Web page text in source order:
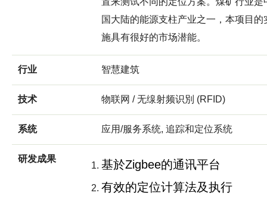
国大陆的能源支柱产业之一，本项目的
施具有很好的市场潜能。
行业 智慧建筑
技术 物联网 / 无缐射频识別 (RFID)
系统 应用/服务系统, 追踪和定位系统
研发成果
基於Zigbee的通讯平台
有效的定位计算法及执行